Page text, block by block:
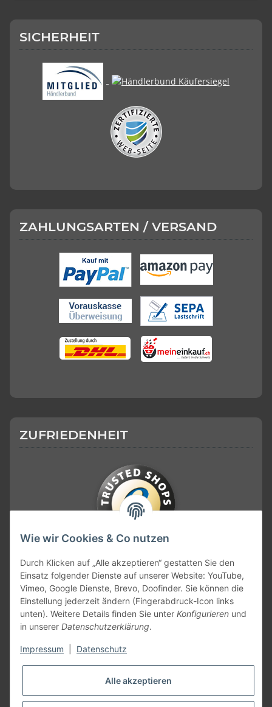
SICHERHEIT
ZAHLUNGSARTEN / VERSAND
ZUFRIEDENHEIT
KONTAKT
Wie wir Cookies & Co nutzen
Durch Klicken auf „Alle akzeptieren“ gestatten Sie den
Einsatz folgender Dienste auf unserer Website: YouTube,
Vimeo, Google Dienste, Brevo, Doofinder. Sie können die
Einstellung jederzeit ändern (Fingerabdruck-Icon links
unten). Weitere Details finden Sie unter Konfigurieren und
in unserer Datenschutzerklärung.
Impressum Datenschutz
Alle akzeptieren